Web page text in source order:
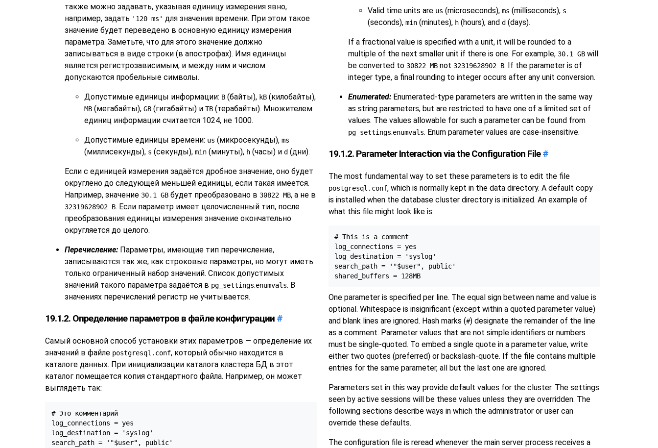
также можно задавать, указывая единицу измерения явно,
например, задать '120 ms' для значения времени. При этом такое
значение будет переведено в основную единицу измерения
параметра. Заметьте, что для этого значение должно
записываться в виде строки (в апострофах). Имя единицы
является регистрозависимым, и между ним и числом
допускаются пробельные символы.
Допустимые единицы информации: B (байты), kB (килобайты),
MB (мегабайты), GB (гигабайты) и TB (терабайты). Множителем
единиц информации считается 1024, не 1000.
Допустимые единицы времени: us (микросекунды), ms
(миллисекунды), s (секунды), min (минуты), h (часы) и d (дни).
Если с единицей измерения задаётся дробное значение, оно будет
округлено до следующей меньшей единицы, если такая имеется.
Например, значение 30.1 GB будет преобразовано в 30822 MB, а не в
32319628902 B. Если параметр имеет целочисленный тип, после
преобразования единицы измерения значение окончательно
округляется до целого.
Перечисление: Параметры, имеющие тип перечисление,
записываются так же, как строковые параметры, но могут иметь
только ограниченный набор значений. Список допустимых
значений такого параметра задаётся в pg_settings.enumvals. В
значениях перечислений регистр не учитывается.
19.1.2. Определение параметров в файле конфигурации #
Самый основной способ установки этих параметров — определение их
значений в файле postgresql.conf, который обычно находится в
каталоге данных. При инициализации каталога кластера БД в этот
каталог помещается копия стандартного файла. Например, он может
выглядеть так:
# Это комментарий
log_connections = yes
log_destination = 'syslog'
search_path = '"$user", public'
Valid time units are us (microseconds), ms (milliseconds), s
(seconds), min(minutes), h(hours), and d(days).
If a fractional value is specified with a unit, it will be rounded to a
multiple of the next smaller unit if there is one. For example, 30.1 GBwill
be converted to 30822 MBnot 32319628902 B. If the parameter is of
integer type, a final rounding to integer occurs after any unit conversion.
Enumerated:Enumerated-type parameters are written in the same way
as string parameters, but are restricted to have one of a limited set of
values. The values allowable for such a parameter can be found from
pg_settings.enumvals. Enum parameter values are case-insensitive.
19.1.2. Parameter Interaction via the Configuration File#
The most fundamental way to set these parameters is to edit the file
postgresql.conf, which is normally kept in the data directory. A default copy
is installed when the database cluster directory is initialized. An example of
what this file might look like is:
# This is a comment
log_connections = yes
log_destination = 'syslog'
search_path = '"$user", public'
One parameter is specified per line. The equal sign between name and value is
optional. Whitespace is insignificant (except within a quoted parameter value)
and blank lines are ignored. Hash marks (#) designate the remainder of the line
as a comment. Parameter values that are not simple identifiers or numbers
must be single-quoted. To embed a single quote in a parameter value, write
either two quotes (preferred) or backslash-quote. If the file contains multiple
entries for the same parameter, all but the last one are ignored.
Parameters set in this way provide default values for the cluster. The settings
seen by active sessions will be these values unless they are overridden. The
following sections describe ways in which the administrator or user can
override these defaults.
The configuration file is reread whenever the main server process receives a